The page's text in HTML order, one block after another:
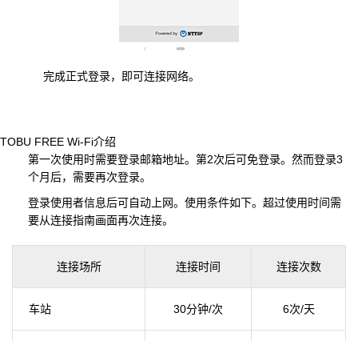
完成正式登录，即可连接网络。
TOBU FREE Wi-Fi介绍
第一次使用时需要登录邮箱地址。第2次后可免登录。然而登录3
个月后，需要再次登录。
登录使用者信息后可自动上网。使用条件如下。超过使用时间需
要从连接指南画面再次连接。
连接场所 连接时间 连接次数
车站 30分钟/次 6次/天